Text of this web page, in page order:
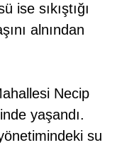
ise sıkıştığı
alnından
Necip
yaşandı.
su